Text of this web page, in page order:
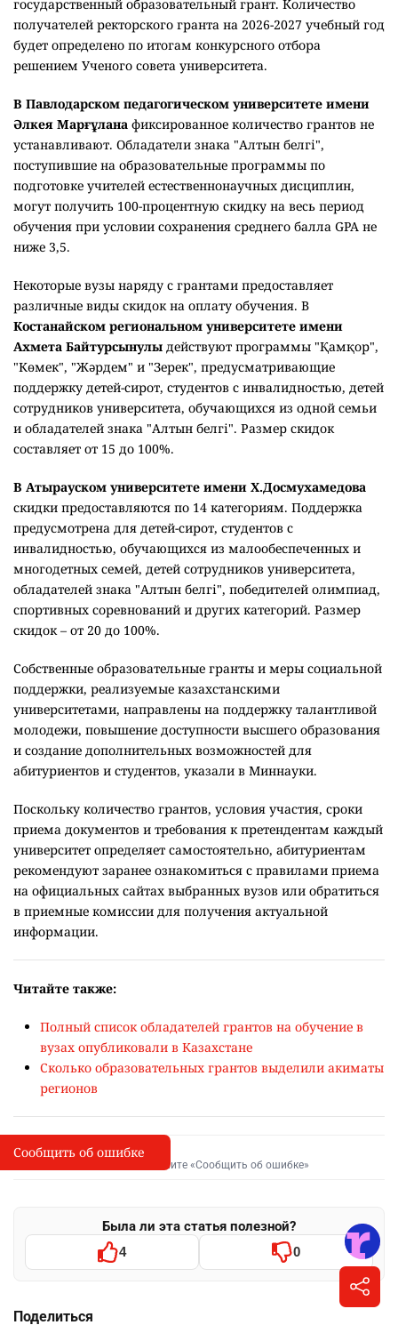
с инвалидностью, дети, оставшиеся без попечения
родителей, студенты, родители которых имеют
инвалидность или воспитывают детей с инвалидностью, а
также обучающиеся из неполных и многодетных семей.
образовательные гранты и скидки на оплату обучения.
В Казахском национальном педагогическом
университете имени Абаяуниверситетский грант могут
получить абитуриенты, набравшие не менее 100 баллов
на ЕНТ. При отборе учитываются академические
достижения, наличие знака "Алтын белгі", социальное
положение, а также победы в республиканских и
научных проектов.
В университете "Туран-Астана"обладателям знака
"Алтын белгі", набравшим более 100 баллов на ЕНТ,
предоставляют ректорский грант на весь период
обучения.
В Южно-Казахстанском педагогическом университете
имени Өзбекәлі Жәнібекова
набравших более 100 баллов на ЕНТ и не получивших
государственный образовательный грант. Количество
получателей ректорского гранта на 2026-2027 учебный год
будет определено по итогам конкурсного отбора
решением Ученого совета университета.
В Павлодарском педагогическом университете имени
Әлкея Марғұланафиксированное количество грантов не
поступившие на образовательные программы по
подготовке учителей естественнонаучных дисциплин,
могут получить 100-процентную скидку на весь период
обучения при условии сохранения среднего балла GPA не
ниже 3,5.
различные виды скидок на оплату обучения. В
Костанайском региональном университете имени
Ахмета Байтурсынулыдействуют программы "Қамқор",
"Көмек", "Жәрдем" и "Зерек", предусматривающие
поддержку детей-сирот, студентов с инвалидностью, детей
сотрудников университета, обучающихся из одной семьи
и обладателей знака "Алтын белгі". Размер скидок
составляет от 15 до 100%.
В Атырауском университете имени Х.Досмухамедова
скидки предоставляются по 14 категориям. Поддержка
предусмотрена для детей-сирот, студентов с
инвалидностью, обучающихся из малообеспеченных и
многодетных семей, детей сотрудников университета,
обладателей знака "Алтын белгі", победителей олимпиад,
спортивных соревнований и других категорий. Размер
университетами, направлены на поддержку талантливой
молодежи, повышение доступности высшего образования
и создание дополнительных возможностей для
Поскольку количество грантов, условия участия, сроки